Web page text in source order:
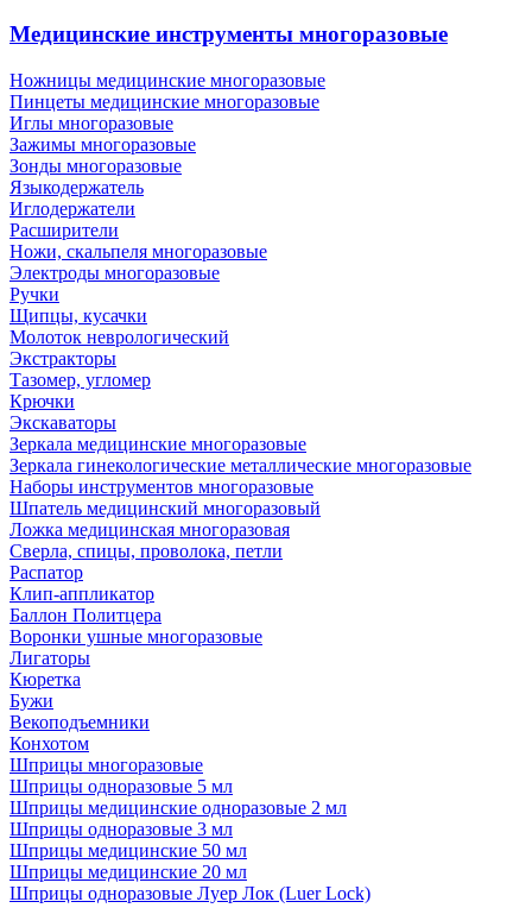
Медицинские инструменты многоразовые
Ножницы медицинские многоразовые
Пинцеты медицинские многоразовые
Иглы многоразовые
Зажимы многоразовые
Зонды многоразовые
Языкодержатель
Иглодержатели
Расширители
Ножи, скальпеля многоразовые
Электроды многоразовые
Ручки
Щипцы, кусачки
Молоток неврологический
Экстракторы
Тазомер, угломер
Крючки
Экскаваторы
Зеркала медицинские многоразовые
Зеркала гинекологические металлические многоразовые
Наборы инструментов многоразовые
Шпатель медицинский многоразовый
Ложка медицинская многоразовая
Сверла, спицы, проволока, петли
Распатор
Клип-аппликатор
Баллон Политцера
Воронки ушные многоразовые
Лигаторы
Кюретка
Бужи
Векоподъемники
Конхотом
Шприцы многоразовые
Шприцы одноразовые 5 мл
Шприцы медицинские одноразовые 2 мл
Шприцы одноразовые 3 мл
Шприцы медицинские 50 мл
Шприцы медицинские 20 мл
Шприцы одноразовые Луер Лок (Luer Lock)